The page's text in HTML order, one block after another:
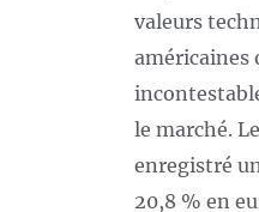
valeurs
américaines
le marché.
enregistré
20,8 % en